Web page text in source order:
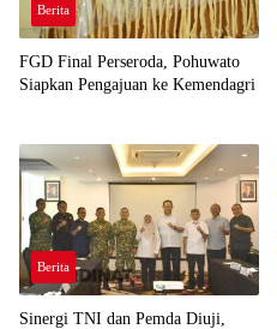
Berita
FGD Final Perseroda, Pohuwato
Siapkan Pengajuan ke Kemendagri
Berita
Sinergi TNI dan Pemda Diuji,